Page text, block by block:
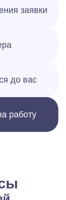
заявки
до вас
работу